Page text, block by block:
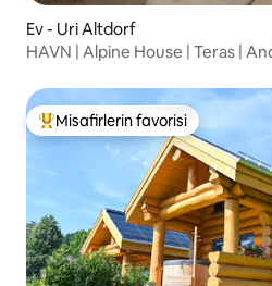
Ev - Uri Altdorf
HAVN | Alpine House | Teras |
Misafirlerin favorilerinden en
Misafirlerin favorisi